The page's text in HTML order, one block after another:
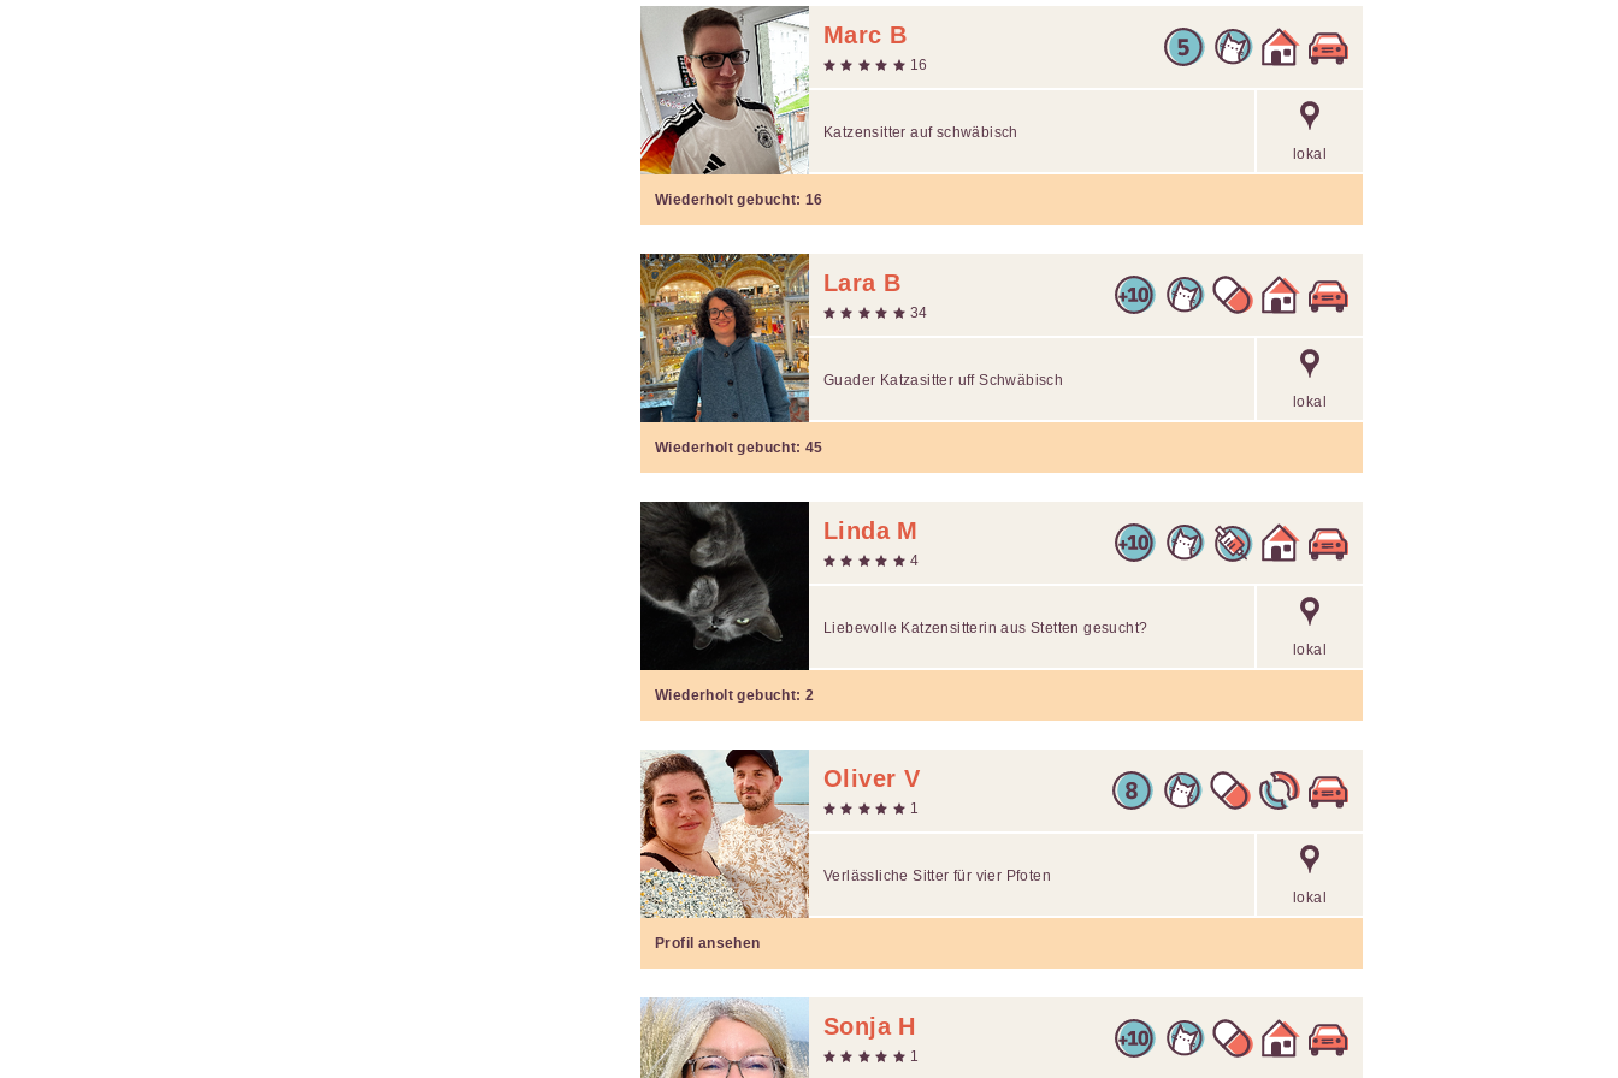
Marc B
16
lokal
Katzensitter auf schwäbisch
Wiederholt gebucht:16
Lara B
34
lokal
Guader Katzasitter uff Schwäbisch
Wiederholt gebucht:45
Linda M
4
lokal
Liebevolle Katzensitterin aus Stetten gesucht?
Wiederholt gebucht:2
Oliver V
1
lokal
Verlässliche Sitter für vier Pfoten
Profil ansehen
Sonja H
1